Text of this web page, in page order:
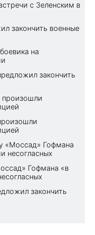
с Зеленским в
закончить военные
на
закончить
произошли
«Моссад» Гофмана
несогласных
Гофмана «в
закончить